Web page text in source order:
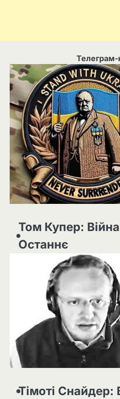
Телеграм-
Том Купер: Війна
Останнє
Тімоті Снайдер: